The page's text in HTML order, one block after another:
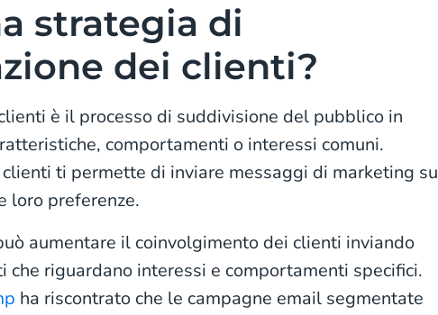
strategia di
dei clienti?
è il processo di suddivisione del pubblico in
comportamenti o interessi comuni.
ti permette di inviare messaggi di marketing su
loro preferenze.
aumentare il coinvolgimento dei clienti inviando
che riguardano interessi e comportamenti specifici.
ha riscontrato che le campagne email segmentate